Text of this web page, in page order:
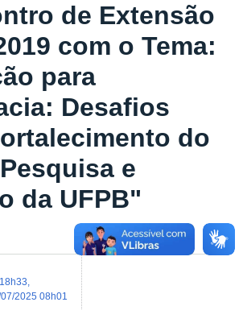
de Extensão
com o Tema:
para
Desafios
do
e
da UFPB"
2025 08h01